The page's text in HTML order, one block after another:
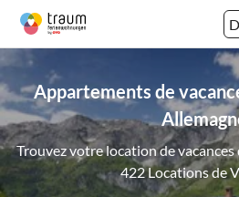
Appartements de
Trouvez votre location de
422 Locations de